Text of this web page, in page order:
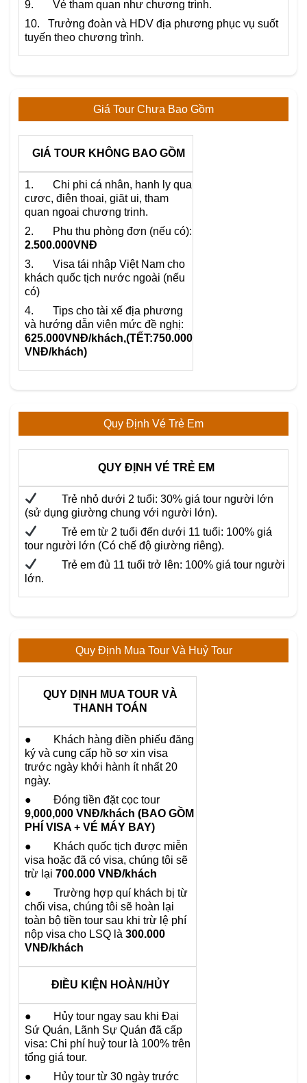
9. Vé tham quan như chương trình.
10. Trưởng đoàn và HDV địa phương phục vụ suốt
tuyến theo chương trình.
Giá Tour Chưa Bao Gồm
GIÁ TOUR KHÔNG BAO GỒM
1. Chi phi cá nhân, hanh ly qua
cươc, điên thoai, giăt ui, tham
quan ngoai chương trinh.
2. Phu thu phòng đơn (nếu có):
2.500.000VNĐ
3. Visa tái nhập Việt Nam cho
khách quốc tịch nước ngoài (nếu
có)
4. Tips cho tài xế địa phương
và hướng dẫn viên mức đề nghị:
625.000VNĐ/khách,(TẾT:750.000
VNĐ/khách)
Quy Định Vé Trẻ Em
QUY ĐỊNH VÉ TRẺ EM
Trẻ nhỏ dưới 2 tuổi: 30% giá tour người lớn
(sử dụng giường chung với người lớn).
Trẻ em từ 2 tuổi đến dưới 11 tuổi: 100% giá
tour người lớn (Có chế độ giường riêng).
Trẻ em đủ 11 tuổi trở lên: 100% giá tour người
lớn.
Quy Định Mua Tour Và Huỷ Tour
QUY DỊNH MUA TOUR VÀ
THANH TOÁN
● Khách hàng điền phiếu đăng
ký và cung cấp hồ sơ xin visa
trước ngày khởi hành ít nhất 20
ngày.
● Đóng tiền đặt cọc tour
9,000,000 VNĐ/khách (BAO GỒM
PHÍ VISA + VÉ MÁY BAY)
● Khách quốc tịch được miễn
visa hoặc đã có visa, chúng tôi sẽ
trừ lại 700.000 VNĐ/khách
● Trường hợp quí khách bị từ
chối visa, chúng tôi sẽ hoàn lại
toàn bộ tiền tour sau khi trừ lệ phí
nộp visa cho LSQ là 300.000
VNĐ/khách
ĐIỀU KIỆN HOÀN/HỦY
● Hủy tour ngay sau khi Đại
Sứ Quán, Lãnh Sự Quán đã cấp
visa: Chi phí huỷ tour là 100% trên
tổng giá tour.
● Hủy tour từ 30 ngày trước